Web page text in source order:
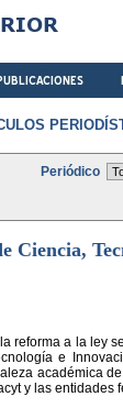
Periódico
Ciencia,
reforma a la ley
e
académica
y las